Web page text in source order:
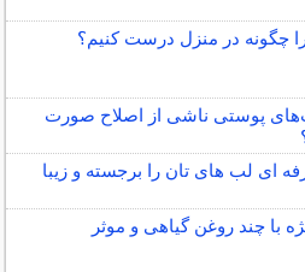
چگونه در منزل درست کنیم؟
پوستی ناشی از اصلاح صورت
ای لب های تان را برجسته و زیبا
با چند روغن گیاهی و موثر